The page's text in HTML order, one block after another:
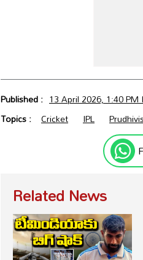
Published : 13 April 2026, 1:40 PM
Topics : Cricket IPL
Related News